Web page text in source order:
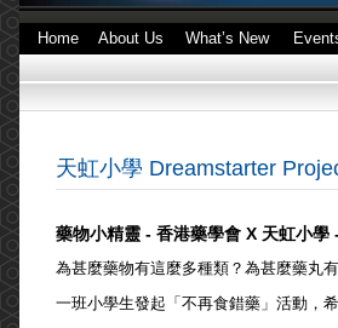
Home About Us What’s New
天虹小學 Dreamstarter
藥物小精靈 - 香港藥學會 X 天虹小
為甚麼藥物有這麼多種類？為甚麼藥丸
一班小學生發起「不再食錯藥」活動，